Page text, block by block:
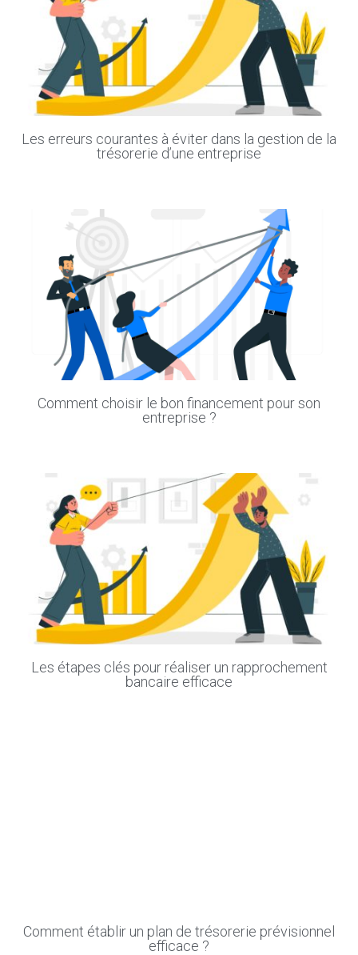
Les erreurs courantes à éviter dans la gestion de la
trésorerie d’une entreprise
Comment choisir le bon financement pour son
entreprise ?
Les étapes clés pour réaliser un rapprochement
bancaire efficace
Comment établir un plan de trésorerie prévisionnel
efficace ?